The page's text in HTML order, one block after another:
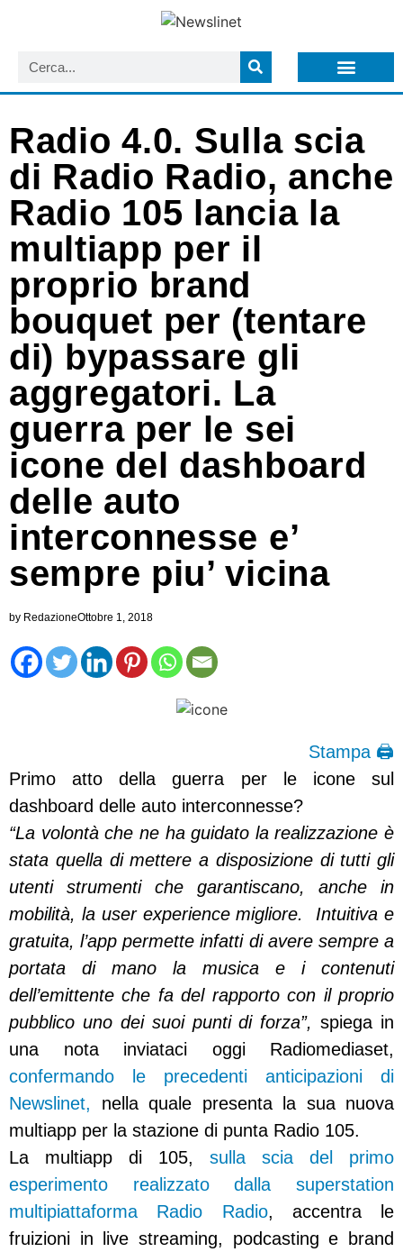
Radio 4.0. Sulla scia
di Radio Radio, anche
Radio 105 lancia la
multiapp per il
proprio brand
bouquet per (tentare
di) bypassare gli
aggregatori. La
guerra per le sei
icone del dashboard
delle auto
interconnesse e’
sempre piu’ vicina
by RedazioneOttobre 1, 2018
Stampa 🖨
Primo atto della guerra per le icone sul
dashboard delle auto interconnesse?
“La volontà che ne ha guidato la realizzazione è
stata quella di mettere a disposizione di tutti gli
utenti strumenti che garantiscano, anche in
mobilità, la user experience migliore. Intuitiva e
gratuita, l’app permette infatti di avere sempre a
portata di mano la musica e i contenuti
dell’emittente che fa del rapporto con il proprio
pubblico uno dei suoi punti di forza”,spiega in
una nota inviataci oggi Radiomediaset,
confermando le precedenti anticipazioni di
Newslinet, nella quale presenta la sua nuova
multiapp per la stazione di punta Radio 105.
La multiapp di 105, sulla scia del primo
esperimento realizzato dalla superstation
multipiattaforma Radio Radio, accentra le
fruizioni in live streaming, podcasting e brand